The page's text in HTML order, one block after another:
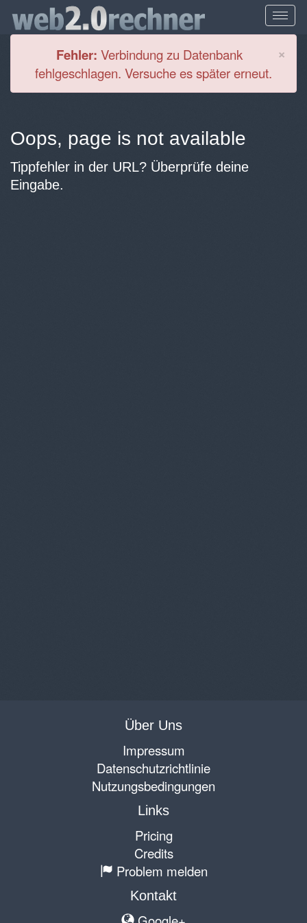
×
Fehler: Verbindung zu Datenbank
fehlgeschlagen. Versuche es später erneut.
Oops, page is not available
Tippfehler in der URL? Überprüfe deine
Eingabe.
Über Uns
Impressum
Datenschutzrichtlinie
Nutzungsbedingungen
Links
Pricing
Credits
Problem melden
Kontakt